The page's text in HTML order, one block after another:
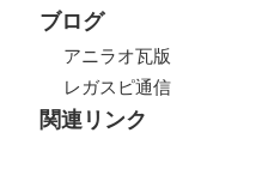
ブログ
アニラオ瓦版
レガスピ通信
関連リンク